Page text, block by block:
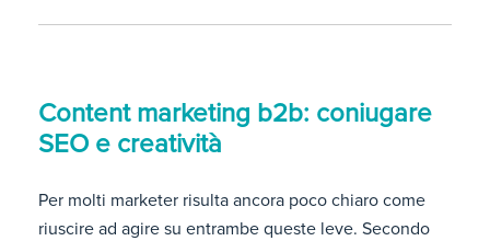
Content marketing b2b: coniugare
SEO e creatività
Per molti marketer risulta ancora poco chiaro come
riuscire ad agire su entrambe queste leve. Secondo